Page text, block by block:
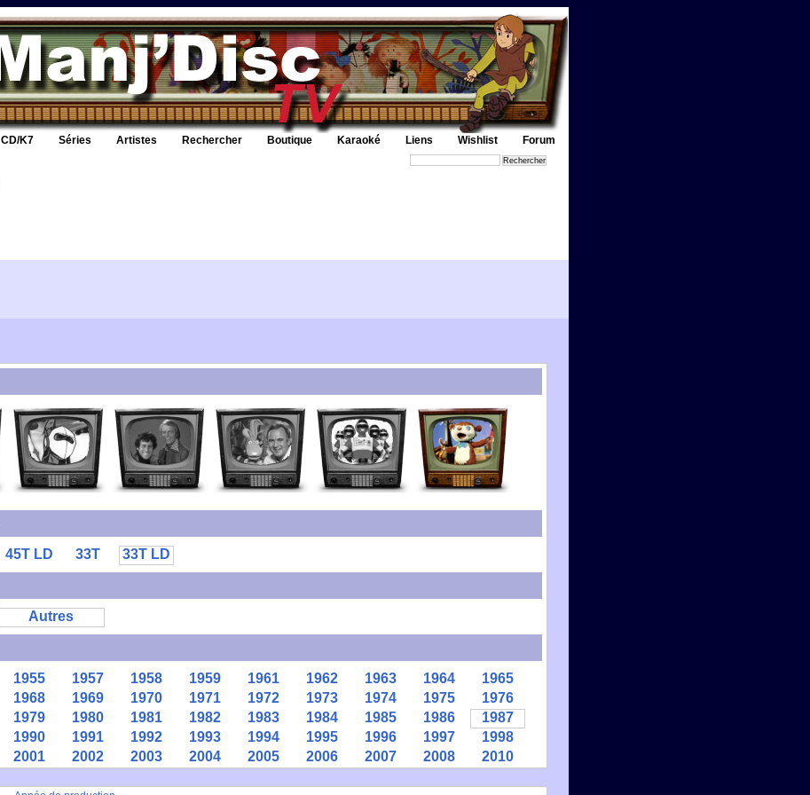
CD/K7 Séries Artistes Rechercher Boutique Karaoké Liens Wishlist Forum
45T LD 33T
33T LD
Autres
1955 1957 1958 1959 1961 1962 1963 1964
1965
1968 1969 1970 1971 1972 1973 1974 1975
1976
1979 1980 1981 1982 1983 1984 1985 1986
1987
1990 1991 1992 1993 1994 1995 1996 1997
1998
2001 2002 2003 2004 2005 2006 2007 2008 2010